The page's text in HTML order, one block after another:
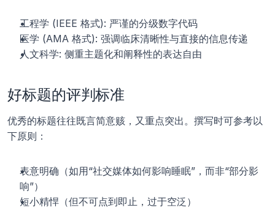
工程学 (IEEE 格式): 严谨的分级数字代码
医学 (AMA 格式): 强调临床清晰性与直接的信息传递
人文科学: 侧重主题化和阐释性的表达自由
好标题的评判标准
优秀的标题往往既言简意赅，又重点突出。撰写时可参考以
下原则：
表意明确（如用“社交媒体如何影响睡眠”，而非“部分影
响”）
短小精悍（但不可点到即止，过于空泛）